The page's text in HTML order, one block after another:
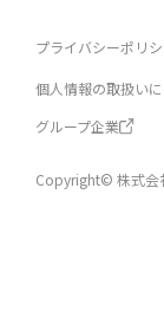
プライバシーポリ
個人情報の取扱い
グループ企業
Copyright© 株式会